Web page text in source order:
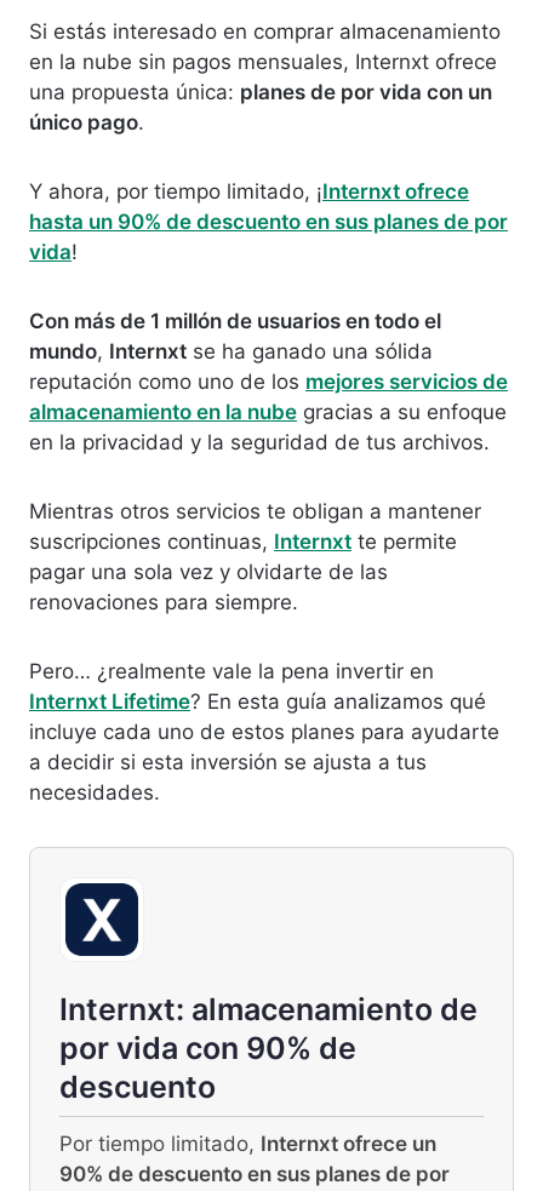
Si estás interesado en comprar almacenamiento
en la nube sin pagos mensuales, Internxt ofrece
una propuesta única: planes de por vida con un
único pago.
Y ahora, por tiempo limitado, ¡Internxt ofrece
hasta un 90% de descuento en sus planes de por
vida!
Con más de 1 millón de usuarios en todo el
mundo, Internxt se ha ganado una sólida
reputación como uno de los mejores servicios de
almacenamiento en la nube gracias a su enfoque
en la privacidad y la seguridad de tus archivos.
Mientras otros servicios te obligan a mantener
suscripciones continuas, Internxt te permite
pagar una sola vez y olvidarte de las
renovaciones para siempre.
Pero… ¿realmente vale la pena invertir en
Internxt Lifetime? En esta guía analizamos qué
incluye cada uno de estos planes para ayudarte
a decidir si esta inversión se ajusta a tus
necesidades.
Internxt: almacenamiento de
por vida con 90% de
descuento
Por tiempo limitado, Internxt ofrece un
90% de descuento en sus planes de por